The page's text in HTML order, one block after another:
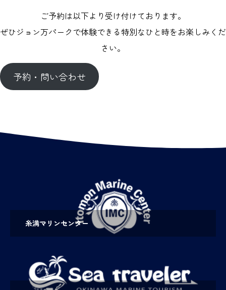
ご予約は以下より受け付けております。
ぜひジョン万パークで体験できる特別なひと時をお楽しみくだ
さい。
予約・問い合わせ
糸満マリンセンター